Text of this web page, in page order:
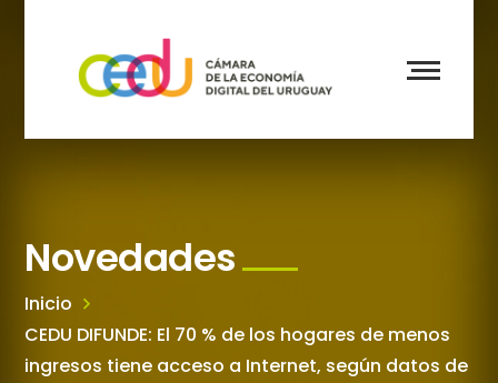
Novedades
Inicio
CEDU DIFUNDE: El 70 % de los hogares de menos
ingresos tiene acceso a Internet, según datos de